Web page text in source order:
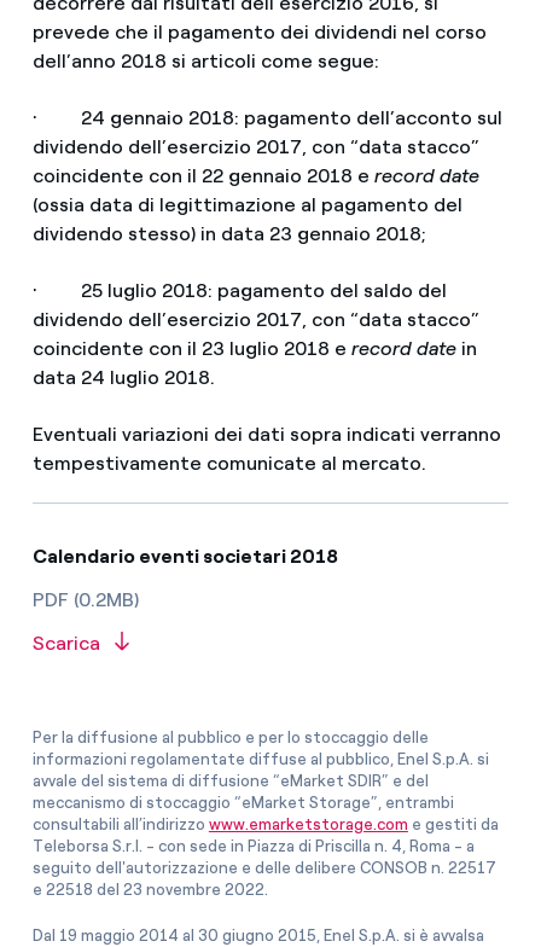
prevede che il pagamento dei dividendi nel corso
dell’anno 2018 si articoli come segue:
· 24 gennaio 2018: pagamento dell’acconto sul
dividendo dell’esercizio 2017, con “data stacco”
coincidente con il 22 gennaio 2018 e record date
(ossia data di legittimazione al pagamento del
dividendo stesso) in data 23 gennaio 2018;
· 25 luglio 2018: pagamento del saldo del
dividendo dell’esercizio 2017, con “data stacco”
coincidente con il 23 luglio 2018 e record datein
data 24 luglio 2018.
Eventuali variazioni dei dati sopra indicati verranno
tempestivamente comunicate al mercato.
Calendario eventi societari 2018
PDF (0.2MB)
Scarica
Per la diffusione al pubblico e per lo stoccaggio delle
informazioni regolamentate diffuse al pubblico, Enel S.p.A. si
avvale del sistema di diffusione “eMarket SDIR” e del
meccanismo di stoccaggio “eMarket Storage”, entrambi
consultabili all’indirizzo www.emarketstorage.com e gestiti da
Teleborsa S.r.l. - con sede in Piazza di Priscilla n. 4, Roma - a
seguito dell'autorizzazione e delle delibere CONSOB n. 22517
e 22518 del 23 novembre 2022.
Dal 19 maggio 2014 al 30 giugno 2015, Enel S.p.A. si è avvalsa